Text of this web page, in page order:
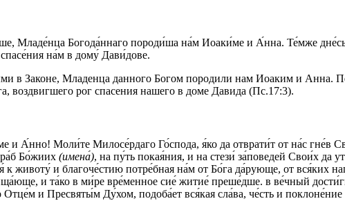
Младе́нца Богода́ннаго породи́ша на́м Иоаки́ме и А́нна. Те́мже
на́м в дому́ Дави́дове.
в Законе, Младенца данного Богом породили нам Иоаким и Анна.
воздвигшего рог спасения нашего в доме Давида (Пс.17:3).
и А́нно! Моли́те Милосе́рдаго Го́спода, я́ко да отврати́т от на́с
Бо́жиих (имена́), на пу́ть покая́ния, и на стези́ за́поведей Свои́х
к животу́ и благоче́стию потре́бная на́м от Бо́га да́рующе, от вся́ких
и та́ко в ми́ре вре́менное сие́ житие́ преше́дше. в ве́чный
и Пресвяты́м Ду́хом, подоба́ет вся́кая сла́ва, че́сть и поклоне́ние